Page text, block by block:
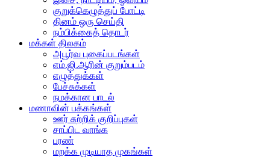
குறுக்கெழுத்துப் போட்டி
தினம் ஒரு செய்தி
நம்பிக்கைத் தொடர்
மக்கள் திலகம்
அபூர்வ புகைப்படங்கள்
எம்.ஜி.ஆரின் குறும்படம்
எழுத்துக்கள்
பேச்சுக்கள்
நமக்கான பாடல்
மணாவின் பக்கங்கள்
ஊர் சுற்றிக் குறிப்புகள்
சாப்பிட வாங்க
பரண்
மறக்க முடியாத முகங்கள்